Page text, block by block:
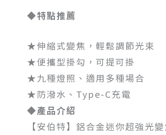
◆特點推薦
★伸縮式變焦，輕鬆調節光束
★便攜型掛勾，可提可掛
★九種燈照、適用多種場合
★防潑水、Type-C充電
◆產品介紹
【安伯特】鋁合金迷你超強光